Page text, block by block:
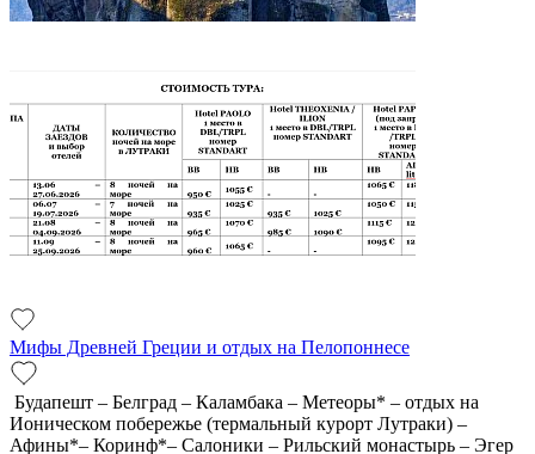
Мифы Древней Греции и отдых на Пелопоннесе
Будапешт – Белград – Каламбака – Метеоры* – отдых на
Ионическом побережье (термальный курорт Лутраки) –
Афины*– Коринф*– Салоники – Рильский монастырь – Эгер